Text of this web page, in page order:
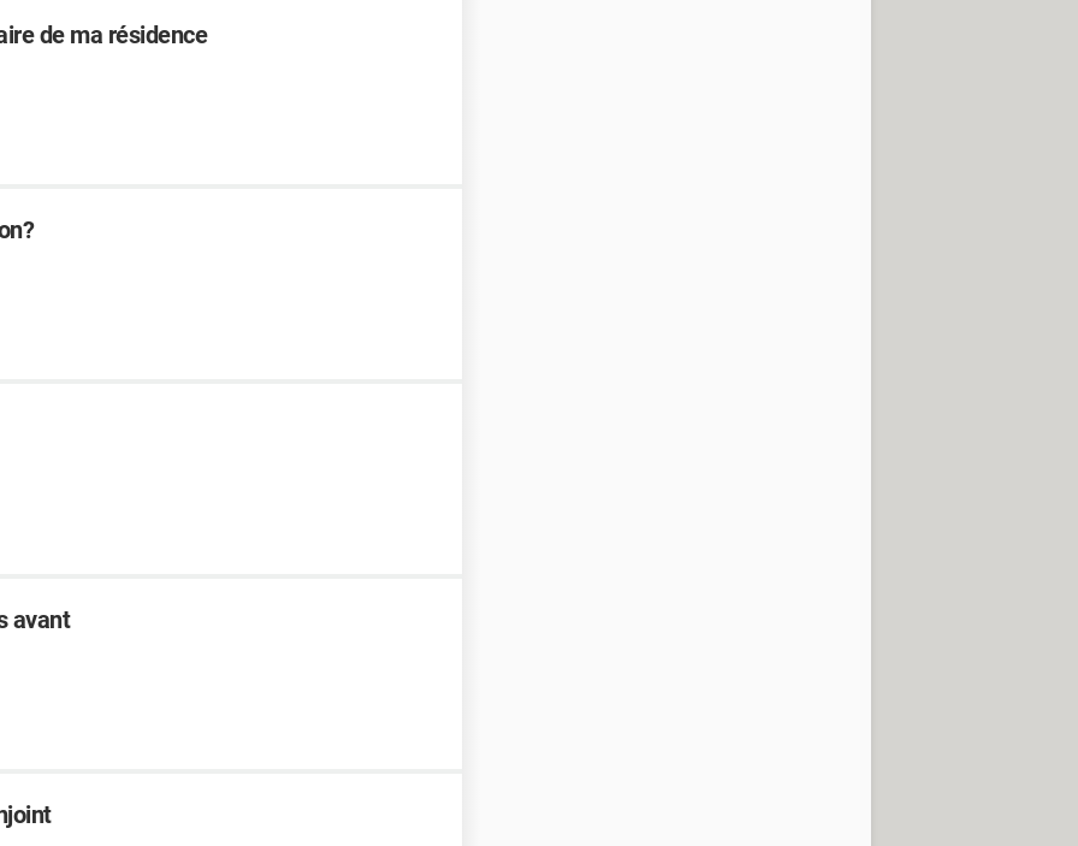
de ma résidence
avant